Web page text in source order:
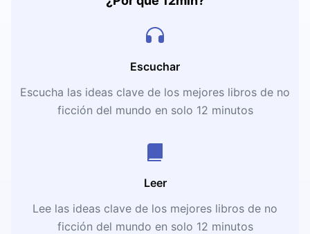
Escuchar
Escucha las ideas clave de los mejores libros de no
ficción del mundo en solo 12 minutos
Leer
Lee las ideas clave de los mejores libros de no
ficción del mundo en solo 12 minutos